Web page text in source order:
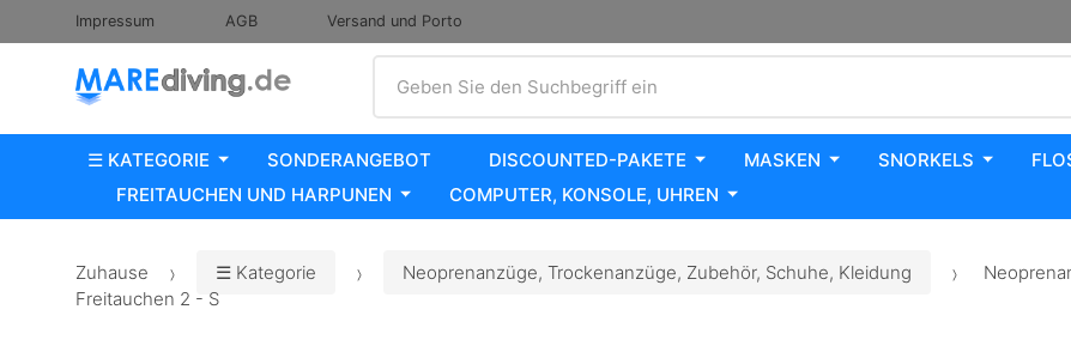
Impressum AGB Versand und Porto
Geben Sie den Suchbegriff ein
☰ KATEGORIE SONDERANGEBOT DISCOUNTED-PAKETE MASKEN SNORKELS
FREITAUCHEN UND HARPUNEN
COMPUTER, KONSOLE, UHREN
Zuhause ☰ Kategorie Neoprenanzüge, Trockenanzüge, Zubehör, Schuhe, Kleidung
Freitauchen 2 - S